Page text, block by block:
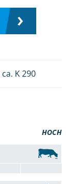
ca. K 290
HOCH